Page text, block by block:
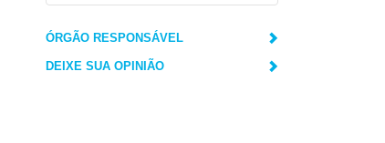
ÓRGÃO RESPONSÁVEL
DEIXE SUA OPINIÃO